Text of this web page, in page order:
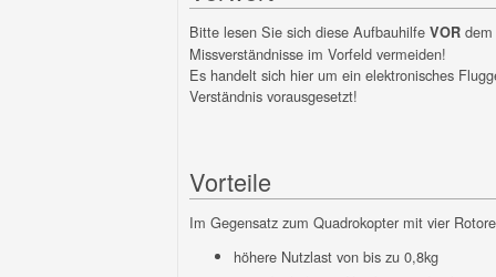
Bitte lesen Sie sich diese Aufbauhilfe VOR
Missverständnisse im Vorfeld vermeiden!
Es handelt sich hier um ein elektronisches
Verständnis vorausgesetzt!
Vorteile
Im Gegensatz zum Quadrokopter mit vier
höhere Nutzlast von bis zu 0,8kg